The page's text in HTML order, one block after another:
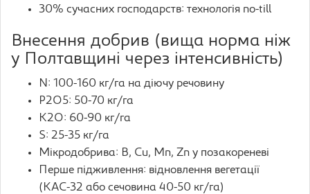
30% сучасних господарств: технологія no-till
Внесення добрив (вища норма ніж
у Полтавщині через інтенсивність)
N: 100-160 кг/га на діючу речовину
P2O5: 50-70 кг/га
K2O: 60-90 кг/га
S: 25-35 кг/га
Мікродобрива: B, Cu, Mn, Zn у позакореневі
Перше підживлення: відновлення вегетації
(КАС-32 або сечовина 40-50 кг/га)